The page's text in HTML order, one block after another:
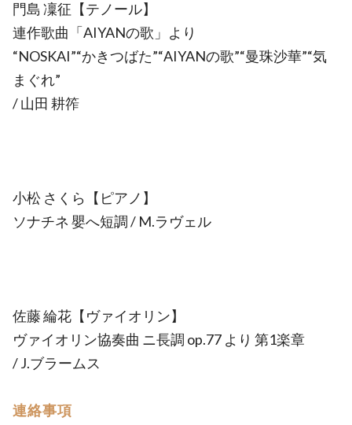
門島 凜征【テノール】
連作歌曲「AIYANの歌」より
“NOSKAI”“かきつばた”“AIYANの歌”“曼珠沙華”“気
まぐれ”
/ 山田 耕筰
小松 さくら【ピアノ】
ソナチネ 嬰へ短調 / M.ラヴェル
佐藤 綸花【ヴァイオリン】
ヴァイオリン協奏曲 ニ長調 op.77 より 第1楽章
/ J.ブラームス
連絡事項